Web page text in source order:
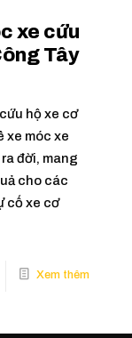
xe cứu
Tây
hộ xe cơ
xe móc xe
đời, mang
cho các
cố xe cơ